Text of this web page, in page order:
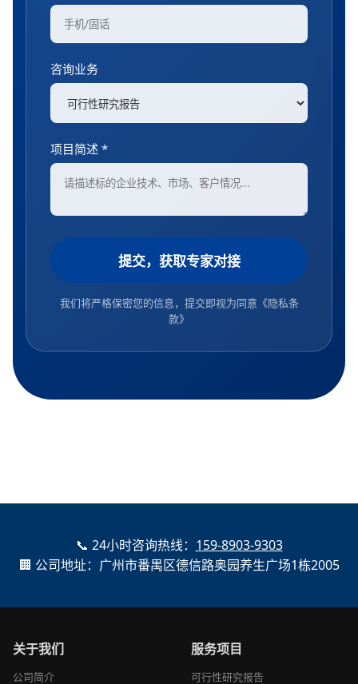
咨询业务
项目简述 *
提交，获取专家对接
我们将严格保密您的信息，提交即视为同意 《隐私条
款》
📞 24小时咨询热线： 159-8903-9303
🏢 公司地址：广州市番禺区德信路奥园养生广场1栋2005
关于我们
公司简介
服务项目
可行性研究报告